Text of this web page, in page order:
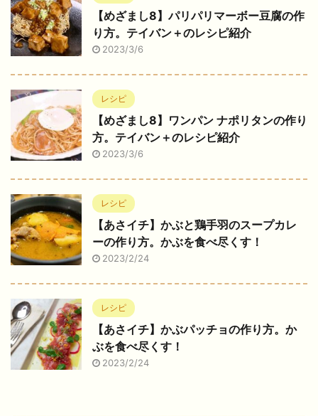
【めざまし8】パリパリマーボー豆腐の作
り方。テイバン＋のレシピ紹介
2023/3/6
レシピ
【めざまし8】ワンパン ナポリタンの作り
方。テイバン＋のレシピ紹介
2023/3/6
レシピ
【あさイチ】かぶと鶏手羽のスープカレ
ーの作り方。かぶを食べ尽くす！
2023/2/24
レシピ
【あさイチ】かぶパッチョの作り方。か
ぶを食べ尽くす！
2023/2/24